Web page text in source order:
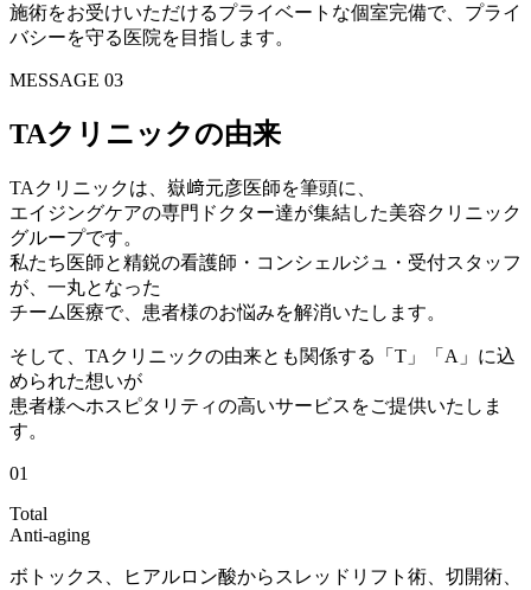
施術をお受けいただけるプライベートな個室完備で、プライ
バシーを守る医院を目指します。
MESSAGE 03
TAクリニックの由来
TAクリニックは、嶽﨑元彦医師を筆頭に、
エイジングケアの専門ドクター達が集結した美容クリニック
グループです。
私たち 医師と精鋭の看護師・コンシェルジュ・受付スタッフ
が、一丸となった
チーム医療で、患者様のお悩みを解消いたします。
そして、TAクリニックの由来とも関係する
「T」「A」に込
められた想いが
患者様へホスピタリティの高いサービスをご提供いたしま
す。
01
Total
Anti-aging
ボトックス、ヒアルロン酸からスレッドリフト術、切開術、